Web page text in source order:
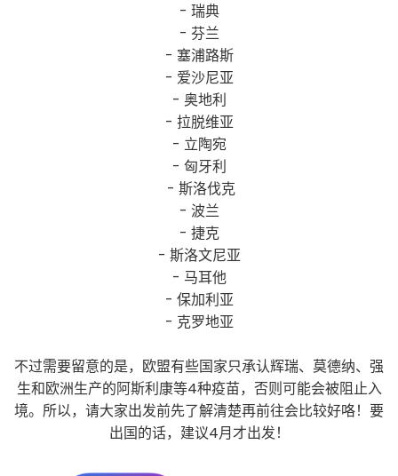
- 瑞典
- 芬兰
- 塞浦路斯
- 爱沙尼亚
- 奥地利
- 拉脱维亚
- 立陶宛
- 匈牙利
- 斯洛伐克
- 波兰
- 捷克
- 斯洛文尼亚
- 马耳他
- 保加利亚
- 克罗地亚
不过需要留意的是，欧盟有些国家只承认辉瑞、莫德纳、强
生和欧洲生产的阿斯利康等4种疫苗，否则可能会被阻止入
境。所以，请大家出发前先了解清楚再前往会比较好咯！要
出国的话，建议4月才出发！